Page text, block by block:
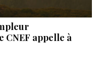
CNEF appelle à